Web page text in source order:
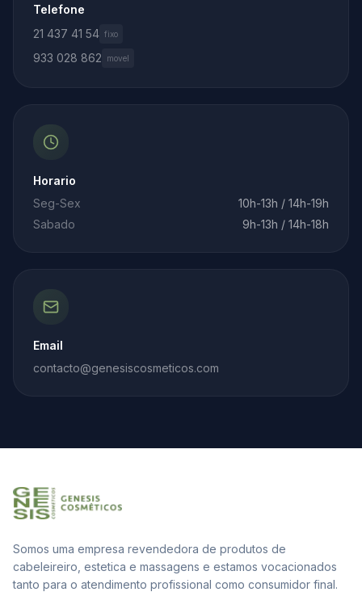
Telefone
21 437 41 54 fixo
933 028 862 movel
Horario
Seg-Sex
10h-13h / 14h-19h
Sabado
9h-13h / 14h-18h
Email
contacto@genesiscosmeticos.com
Somos uma empresa revendedora de produtos de
cabeleireiro, estetica e massagens e estamos vocacionados
tanto para o atendimento profissional como consumidor final.